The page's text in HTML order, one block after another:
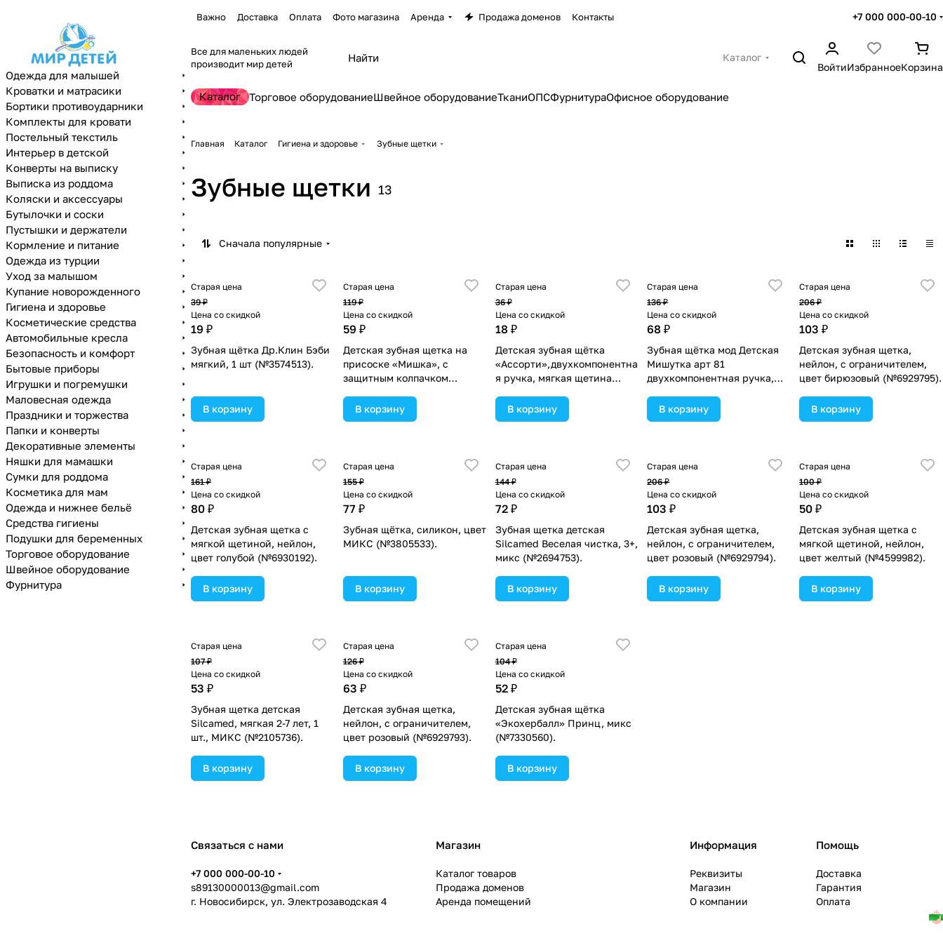
Важно Доставка Оплата Фото магазина Аренда Продажа доменов Контакты +7 000 000-00-10
Все для маленьких людей
производит мир детей
Каталог
ВойтиИзбранноеКорзина
Каталог Торговое оборудованиеШвейное оборудованиеТканиОПСФурнитураОфисное оборудование
Главная Каталог Гигиена и здоровье Зубные щетки
Зубные щетки 13
Сначала популярные
Старая цена
39 ₽
Цена со скидкой
19 ₽
Зубная щётка Др.Клин Бэби
мягкий, 1 шт (№3574513).
В корзину
Старая цена
119 ₽
Цена со скидкой
59 ₽
Детская зубная щетка на
присоске «Мишка», с
защитным колпачком
(№4478235).
В корзину
Старая цена
36 ₽
Цена со скидкой
18 ₽
Детская зубная щётка
«Ассорти»,двухкомпонентна
я ручка, мягкая щетина
В корзину
Старая цена
136 ₽
Цена со скидкой
68 ₽
Зубная щётка мод Детская
Мишутка арт 81
двухкомпонентная ручка,
(№4883086).
В корзину
Старая цена
206 ₽
Цена со скидкой
103 ₽
Детская зубная щетка,
нейлон, с ограничителем,
цвет бирюзовый (№6929795).
В корзину
Старая цена
161 ₽
Цена со скидкой
80 ₽
Детская зубная щетка с
мягкой щетиной, нейлон,
цвет голубой (№6930192).
В корзину
Старая цена
155 ₽
Цена со скидкой
77 ₽
Зубная щётка, силикон, цвет
МИКС (№3805533).
В корзину
Старая цена
144 ₽
Цена со скидкой
72 ₽
Зубная щетка детская
Silcamed Веселая чистка, 3+,
микс (№2694753).
В корзину
Старая цена
206 ₽
Цена со скидкой
103 ₽
Детская зубная щетка,
нейлон, с ограничителем,
цвет розовый (№6929794).
В корзину
Старая цена
100 ₽
Цена со скидкой
50 ₽
Детская зубная щетка с
мягкой щетиной, нейлон,
цвет желтый (№4599982).
В корзину
Старая цена
107 ₽
Цена со скидкой
53 ₽
Зубная щетка детская
Silcamed, мягкая 2-7 лет, 1
шт., МИКС (№2105736).
В корзину
Старая цена
126 ₽
Цена со скидкой
63 ₽
Детская зубная щетка,
нейлон, с ограничителем,
цвет розовый (№6929793).
В корзину
Старая цена
104 ₽
Цена со скидкой
52 ₽
Детская зубная щётка
«Экохербалл» Принц, микс
(№7330560).
В корзину
Связаться с нами
+7 000 000-00-10
s89130000013@gmail.com
г. Новосибирск, ул. Электрозаводская 4
Магазин
Каталог товаров
Продажа доменов
Аренда помещений
Информация
Реквизиты
Магазин
О компании
Помощь
Доставка
Гарантия
Оплата
Одежда для малышей
Кроватки и матрасики
Бортики противоударники
Комплекты для кровати
Постельный текстиль
Интерьер в детской
Конверты на выписку
Выписка из роддома
Коляски и аксессуары
Бутылочки и соски
Пустышки и держатели
Кормление и питание
Одежда из турции
Уход за малышом
Купание новорожденного
Гигиена и здоровье
Косметические средства
Автомобильные кресла
Безопасность и комфорт
Бытовые приборы
Игрушки и погремушки
Маловесная одежда
Праздники и торжества
Папки и конверты
Декоративные элементы
Няшки для мамашки
Сумки для роддома
Косметика для мам
Одежда и нижнее бельё
Средства гигиены
Подушки для беременных
Торговое оборудование
Швейное оборудование
Фурнитура